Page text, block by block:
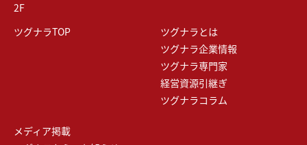
2F
ツグナラTOP
ツグナラとは
ツグナラ企業情報
ツグナラ専門家
経営資源引継ぎ
ツグナラコラム
メディア掲載